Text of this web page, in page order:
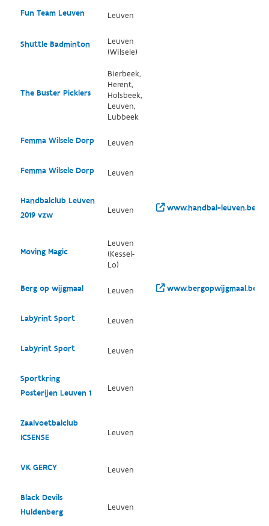
Fun Team Leuven Leuven
Shuttle Badminton
Leuven
(Wilsele)
The Buster Picklers
Bierbeek,
Herent,
Holsbeek,
Leuven,
Lubbeek
Femma Wilsele Dorp Leuven
Femma Wilsele Dorp Leuven
Handbalclub Leuven
2019 vzw
Leuven www.handbal-leuven.be/
Moving Magic
Leuven
(Kessel-
Lo)
Berg op wijgmaal Leuven www.bergopwijgmaal.be/
Labyrint Sport Leuven
Labyrint Sport Leuven
Sportkring
Posterijen Leuven 1
Leuven
Zaalvoetbalclub
ICSENSE
Leuven
VK GERCY Leuven
Black Devils
Huldenberg
Leuven